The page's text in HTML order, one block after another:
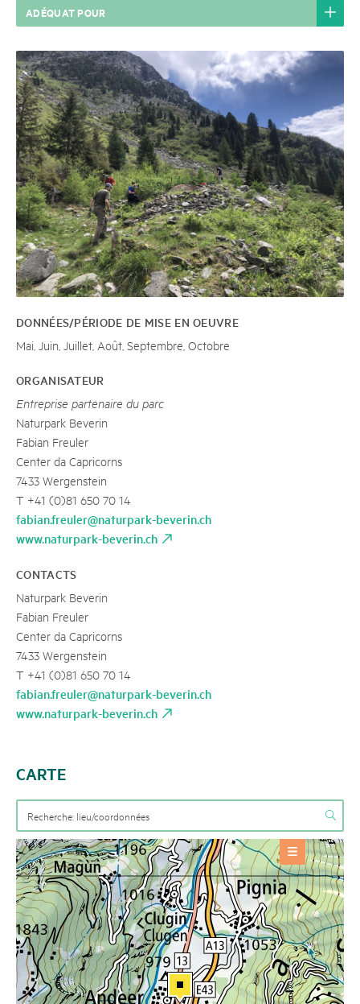
ADÉQUAT POUR
DONNÉES/PÉRIODE DE MISE EN OEUVRE
Mai, Juin, Juillet, Août, Septembre, Octobre
ORGANISATEUR
Entreprise partenaire du parc
Naturpark Beverin
Fabian Freuler
Center da Capricorns
7433 Wergenstein
T +41 (0)81 650 70 14
fabian.freuler@naturpark-beverin.ch
www.naturpark-beverin.ch
CONTACTS
Naturpark Beverin
Fabian Freuler
Center da Capricorns
7433 Wergenstein
T +41 (0)81 650 70 14
fabian.freuler@naturpark-beverin.ch
www.naturpark-beverin.ch
CARTE
OFFRES
Offre réservable
+
INFORMATIONS DE BASE